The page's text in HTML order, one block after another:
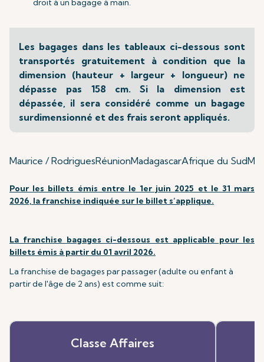
droit à un bagage à main.
Les bagages dans les tableaux ci-dessous sont
transportés gratuitement à condition que la
dimension (hauteur + largeur + longueur) ne
dépasse pas 158 cm. Si la dimension est
dépassée, il sera considéré comme un bagage
surdimensionné et des frais seront appliqués.
Maurice / RodriguesRéunionMadagascarAfrique du Sud
Pour les billets émis entre le 1er juin 2025 et le 31 mars
2026, la franchise indiquée sur le billet s’applique.
La franchise bagages ci-dessous est applicable pour les
billets émis à partir du 01 avril 2026.
La franchise de bagages par passager (adulte ou enfant à
partir de l'âge de 2 ans) est comme suit:
Classe Affaires